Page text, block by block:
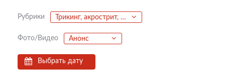
Рубрики Трикинг, акрострит, паркур, фриран
Фото/Видео Анонс
Выбрать дату